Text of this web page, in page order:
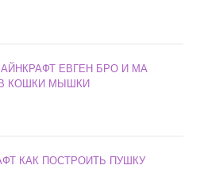
ЕВГЕН БРО И МА
КОШКИ МЫШКИ
КАК ПОСТРОИТЬ ПУШКУ